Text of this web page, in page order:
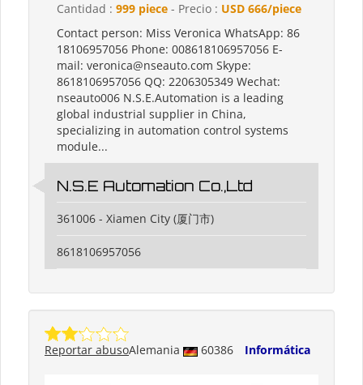
Cantidad : 999 piece - Precio : USD 666/piece
Contact person: Miss Veronica WhatsApp: 86
18106957056 Phone: 008618106957056 E-
mail: veronica@nseauto.com Skype:
8618106957056 QQ: 2206305349 Wechat:
nseauto006 N.S.E.Automation is a leading
global industrial supplier in China,
specializing in automation control systems
module...
N.S.E Automation Co.,Ltd
361006 - Xiamen City (厦门市)
8618106957056
Alemania 60386 Informática
Reportar abuso